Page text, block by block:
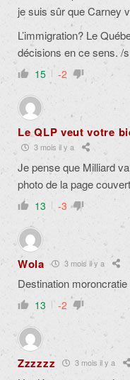
je suis sûr que Carney
L’immigration? Le
décisions en ce sens. /s
15 -2
Le QLP veut votre
3 mois il y a
Je pense que Milliard
photo de la page
13 -3
Wola 3 mois il y a
Destination moroncratie
13 -2
Zzzzzz 3 mois il y a